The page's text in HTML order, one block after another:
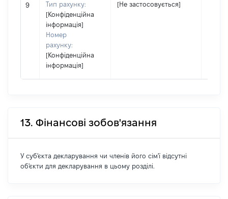
9
Тип рахунку:
[Конфіденційна
інформація]
Номер
рахунку:
[Конфіденційна
інформація]
[Не застосовується]
13. Фінансові зобов'язання
У суб'єкта декларування чи членів його сім'ї відсутні
об'єкти для декларування в цьому розділі.